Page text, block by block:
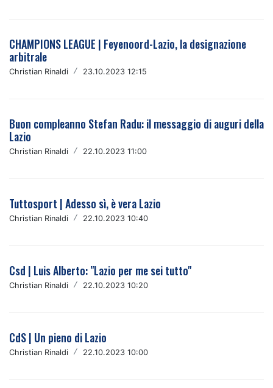
CHAMPIONS LEAGUE | Feyenoord-Lazio, la designazione
arbitrale
Christian Rinaldi / 23.10.2023 12:15
Buon compleanno Stefan Radu: il messaggio di auguri della
Lazio
Christian Rinaldi / 22.10.2023 11:00
Tuttosport | Adesso sì, è vera Lazio
Christian Rinaldi / 22.10.2023 10:40
Csd | Luis Alberto: "Lazio per me sei tutto"
Christian Rinaldi / 22.10.2023 10:20
CdS | Un pieno di Lazio
Christian Rinaldi / 22.10.2023 10:00